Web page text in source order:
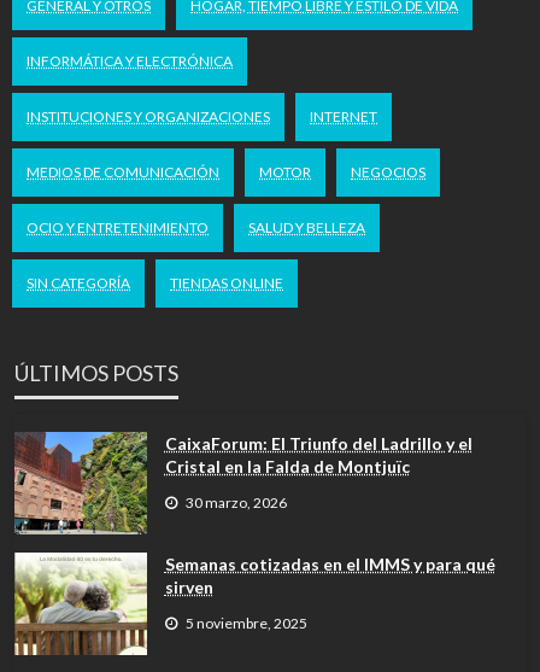
GENERAL Y OTROS HOGAR, TIEMPO LIBRE Y ESTILO DE VIDA
INFORMÁTICA Y ELECTRÓNICA
INSTITUCIONES Y ORGANIZACIONES INTERNET
MEDIOS DE COMUNICACIÓN MOTOR NEGOCIOS
OCIO Y ENTRETENIMIENTO SALUD Y BELLEZA
SIN CATEGORÍA TIENDAS ONLINE
ÚLTIMOS POSTS
CaixaForum: El Triunfo del Ladrillo y el
Cristal en la Falda de Montjuïc
30 marzo, 2026
Semanas cotizadas en el IMMS y para qué
sirven
5 noviembre, 2025